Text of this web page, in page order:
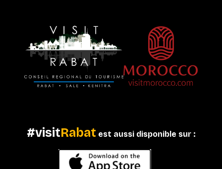
#visitRabat est aussi disponible sur :